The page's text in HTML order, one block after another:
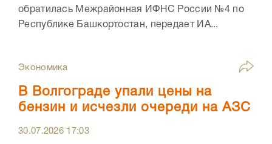
обратилась Межрайонная ИФНС России №4 по
Республике Башкортостан, передает ИА...
Экономика
В Волгограде упали цены на
бензин и исчезли очереди на АЗС
30.07.2026 17:03